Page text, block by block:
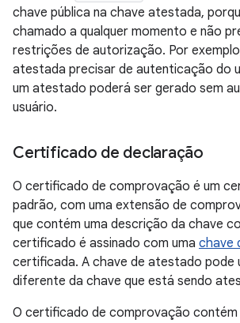
chave pública na chave atestada,
chamado a qualquer momento e não
restrições de autorização. Por
atestada precisar de autenticação do
um atestado poderá ser gerado sem
usuário.
Certificado de declaração
O certificado de comprovação é um
padrão, com uma extensão de
que contém uma descrição da chave
certificado é assinado com uma chave
certificada. A chave de atestado pode
diferente da chave que está sendo
O certificado de comprovação contém